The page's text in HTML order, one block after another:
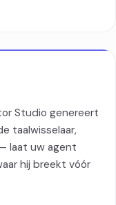
Studio genereert
taalwisselaar,
laat uw agent
hij breekt vóór